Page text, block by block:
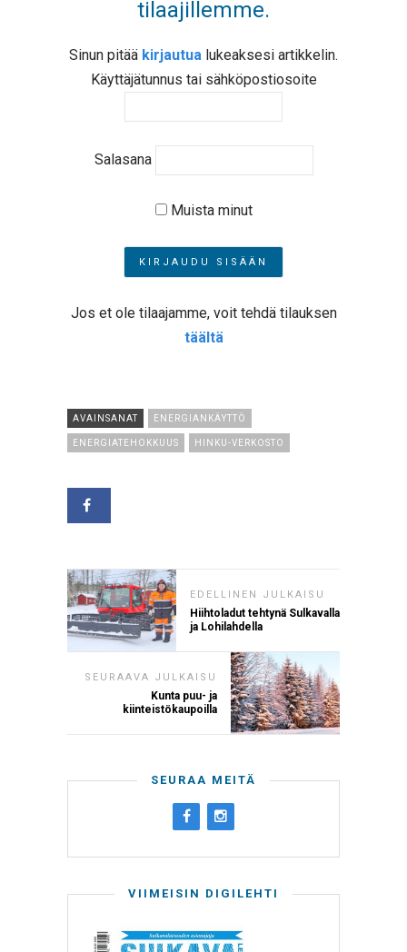
tilaajillemme.
Sinun pitää kirjautua lukeaksesi artikkelin.
Käyttäjätunnus tai sähköpostiosoite
Salasana
Muista minut
Jos et ole tilaajamme, voit tehdä tilauksen
täältä
AVAINSANAT ENERGIANKÄYTTÖ
ENERGIATEHOKKUUS HINKU-VERKOSTO
EDELLINEN JULKAISU
Hiihtoladut tehtynä Sulkavalla
ja Lohilahdella
SEURAAVA JULKAISU
Kunta puu- ja
kiinteistökaupoilla
SEURAA MEITÄ
VIIMEISIN DIGILEHTI